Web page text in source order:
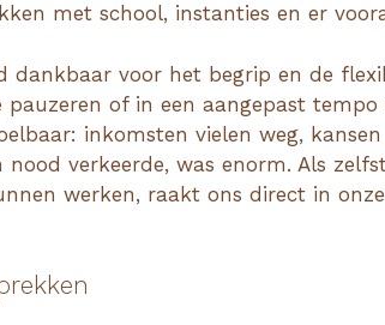
met school, instanties en er
dankbaar voor het begrip en de
of in een aangepast
inkomsten vielen weg,
verkeerde, was enorm. Als
werken, raakt ons direct in